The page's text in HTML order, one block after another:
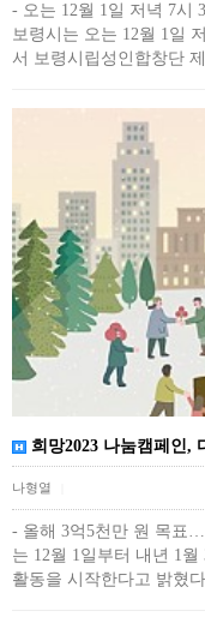
- 오는 12월 1일 저녁 7시
보령시는 오는 12월 1일
서 보령시립성인합창단
희망2023 나눔캠페인,
나형열
- 올해 3억5천만 원 목표…
는 12월 1일부터 내년 1
활동을 시작한다고 밝혔